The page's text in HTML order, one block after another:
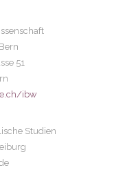
51
ibw
Studien